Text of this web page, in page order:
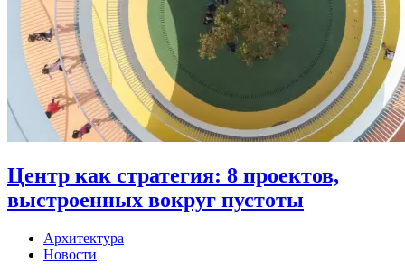
Центр как стратегия: 8 проектов,
выстроенных вокруг пустоты
Архитектура
Новости